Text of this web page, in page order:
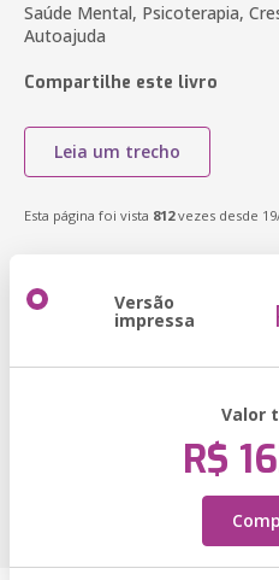
Saúde Mental, Psicoterapia,
Autoajuda
Compartilhe este livro
Leia um trecho
Esta página foi vista 812vezes desde
Versão
impressa
Valor
R$